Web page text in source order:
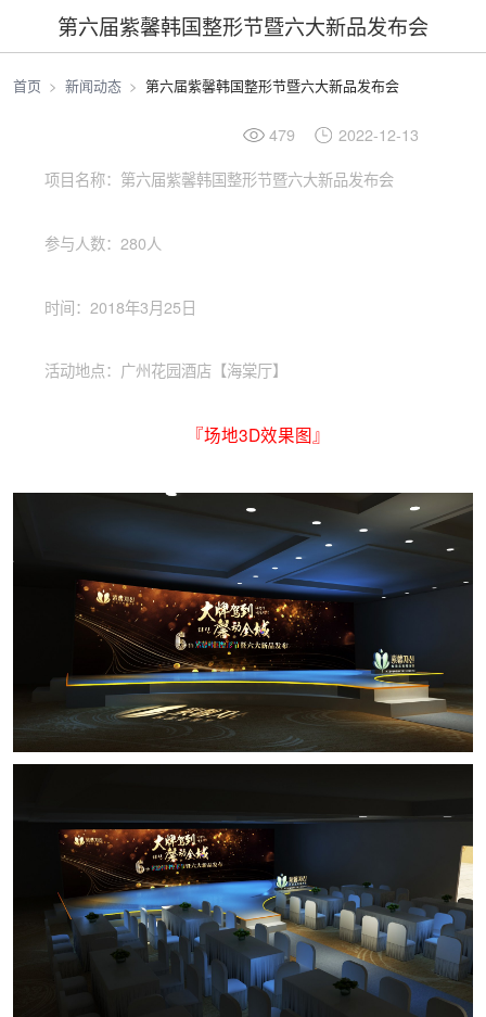
第六届紫馨韩国整形节暨六大新品发布会
首页 新闻动态 第六届紫馨韩国整形节暨六大新品发布会
479 2022-12-13
项目名称：第六届紫馨韩国整形节暨六大新品发布会
参与人数：280人
时间：2018年3月25日
活动地点：广州花园酒店【海棠厅】
『场地3D效果图』